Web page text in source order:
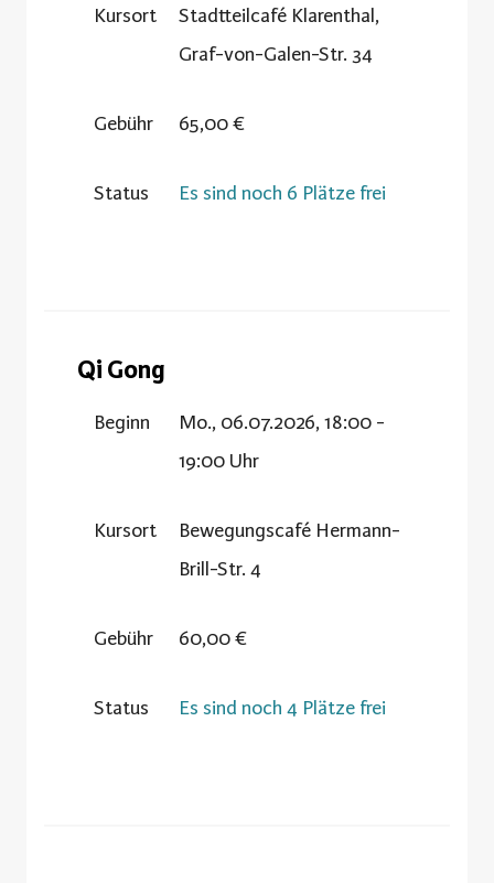
Kursort
Stadtteilcafé Klarenthal,
Graf-von-Galen-Str. 34
Gebühr 65,00 €
Status Es sind noch 6 Plätze frei
Qi Gong
Beginn
Mo., 06.07.2026, 18:00 -
19:00 Uhr
Kursort
Bewegungscafé Hermann-
Brill-Str. 4
Gebühr 60,00 €
Status Es sind noch 4 Plätze frei